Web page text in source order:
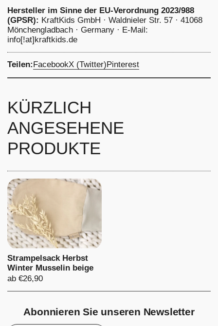
Celsius
Hersteller im Sinne der EU-Verordnung 2023/988
(GPSR): KraftKids GmbH · Waldnieler Str. 57 · 41068
Mönchengladbach · Germany · E-Mail:
info[!at]kraftkids.de
Teilen:FacebookX (Twitter)Pinterest
KÜRZLICH
ANGESEHENE
PRODUKTE
Strampelsack Herbst
Winter Musselin beige
Preis:
ab €26,90
Abonnieren Sie unseren Newsletter